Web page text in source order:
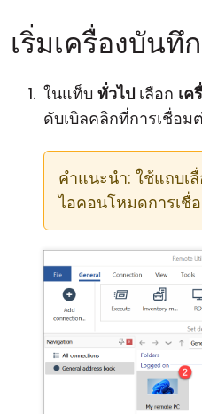
เริ่มเครื่องบันทึ
ในแท็บ ทั่วไปเลือก เค
ดับเบิลคลิกที่การเชื่อม
คำแนะนำ: ใช้แถบเ
ไอคอนโหมดการเชื่